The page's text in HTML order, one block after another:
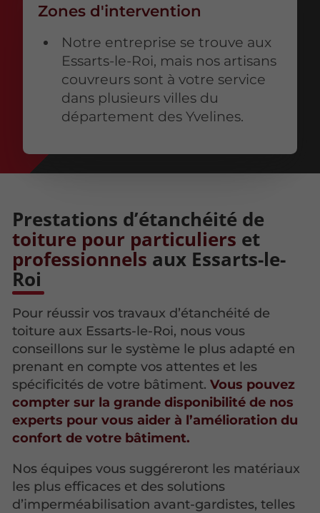
Zones d'intervention
Notre entreprise se trouve aux
Essarts-le-Roi, mais nos artisans
couvreurs sont à votre service
dans plusieurs villes du
département des Yvelines.
Prestations d’étanchéité de
toiture pour particuliers et
professionnels aux Essarts-le-
Roi
Pour réussir vos travaux d’étanchéité de
toiture aux Essarts-le-Roi, nous vous
conseillons sur le système le plus adapté en
prenant en compte vos attentes et les
spécificités de votre bâtiment.Vous pouvez
compter sur la grande disponibilité de nos
experts pour vous aider à l’amélioration du
confort de votre bâtiment.
Nos équipes vous suggéreront les matériaux
les plus efficaces et des solutions
d’imperméabilisation avant-gardistes, telles